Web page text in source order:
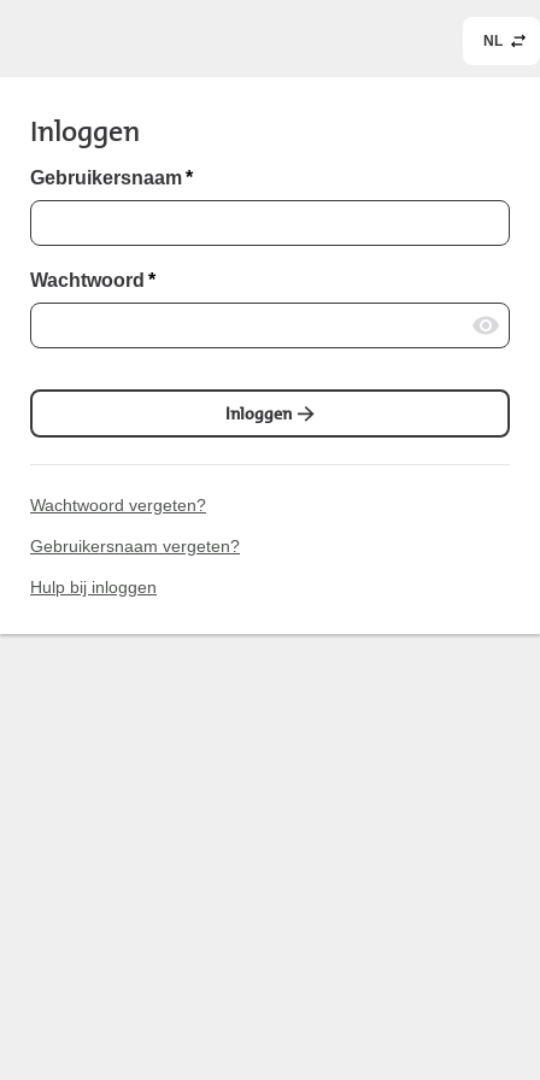
NL
Inloggen
Gebruikersnaam*
Wachtwoord *
Inloggen
Wachtwoord vergeten?
Gebruikersnaam vergeten?
Hulp bij inloggen